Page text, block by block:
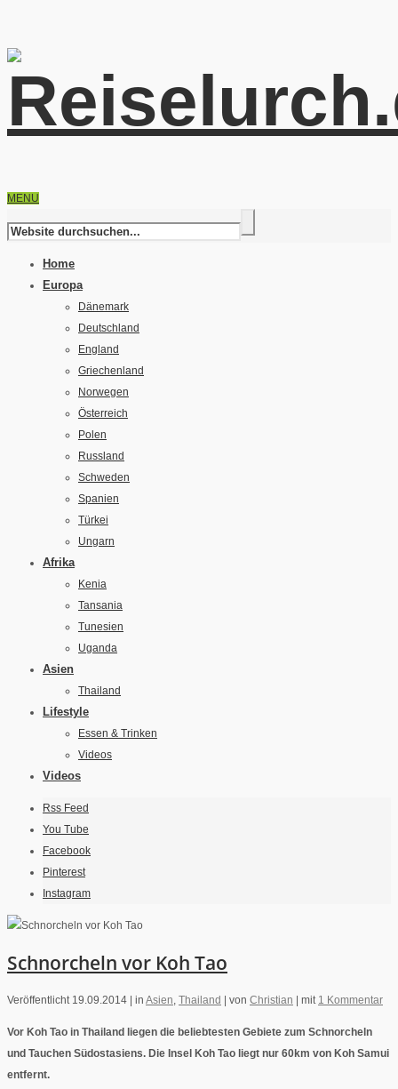
MENU
Home
Europa
Dänemark
Deutschland
England
Griechenland
Norwegen
Österreich
Polen
Russland
Schweden
Spanien
Türkei
Ungarn
Afrika
Kenia
Tansania
Tunesien
Uganda
Asien
Thailand
Lifestyle
Essen & Trinken
Videos
Videos
Rss Feed
You Tube
Facebook
Pinterest
Instagram
Schnorcheln vor Koh Tao
Veröffentlicht 19.09.2014 | in Asien, Thailand von Christian mit 1 Kommentar
Vor Koh Tao in Thailand liegen die beliebtesten Gebiete zum Schnorcheln
und Tauchen Südostasiens. Die Insel Koh Tao liegt nur 60km von Koh Samui
entfernt.